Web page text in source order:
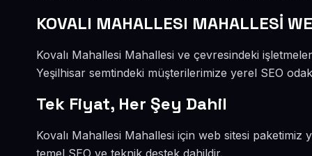
KOVALI MAHALLESI MAHALLESİ
Kovalı Mahallesi Mahallesi ve çevresindeki
Yeşilhisar semtindeki müşterilerimize yerel SEO
Tek Fiyat, Her Şey Dahil
Kovalı Mahallesi Mahallesi için web sitesi paketimiz
temel SEO ve teknik destek dahildir.